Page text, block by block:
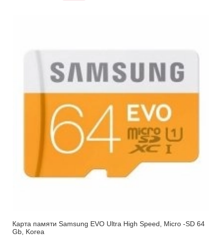
Карта памяти Samsung EVO Ultra High Speed, Micro -SD 64
Gb, Korea